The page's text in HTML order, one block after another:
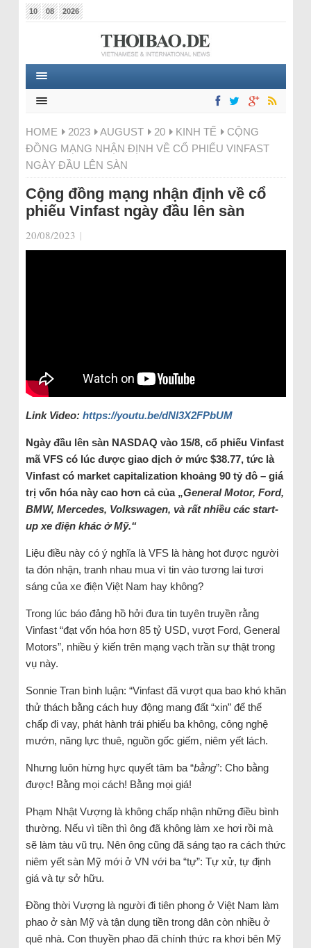
10 08 2026
HOME 2023 AUGUST 20 KINH TẾ
CỘNG
ĐỒNG MẠNG NHẬN ĐỊNH VỀ CỔ PHIẾU VINFAST
NGÀY ĐẦU LÊN SÀN
Cộng đồng mạng nhận định về cổ
phiếu Vinfast ngày đầu lên sàn
20/08/2023 |
Link Video: https://youtu.be/dNl3X2FPbUM
Ngày đầu lên sàn NASDAQ vào 15/8, cổ phiếu Vinfast
mã VFS có lúc được giao dịch ở mức $38.77, tức là
Vinfast có market capitalization khoảng 90 tỷ đô – giá
trị vốn hóa này cao hơn cả của „General Motor, Ford,
BMW, Mercedes, Volkswagen, và rất nhiều các start-
up xe điện khác ở Mỹ.“
Liệu điều này có ý nghĩa là VFS là hàng hot được người
ta đón nhận, tranh nhau mua vì tin vào tương lai tươi
sáng của xe điện Việt Nam hay không?
Trong lúc báo đảng hồ hởi đưa tin tuyên truyền rằng
Vinfast “đạt vốn hóa hơn 85 tỷ USD, vượt Ford, General
Motors”, nhiều ý kiến trên mạng vạch trần sự thật trong
vụ này.
Sonnie Tran bình luận: “Vinfast đã vượt qua bao khó khăn
thử thách bằng cách huy động mang đất “xin” để thế
chấp đi vay, phát hành trái phiếu ba không, công nghệ
mướn, năng lực thuê, nguồn gốc giếm, niêm yết lách.
Nhưng luôn hừng hực quyết tâm ba “bằng”: Cho bằng
được! Bằng mọi cách! Bằng mọi giá!
Phạm Nhật Vượng là không chấp nhận những điều bình
thường. Nếu vì tiền thì ông đã không làm xe hơi rồi mà
sẽ làm tàu vũ trụ. Nên ông cũng đã sáng tạo ra cách thức
niêm yết sàn Mỹ mới ở VN với ba “tự”: Tự xử, tự định
giá và tự sở hữu.
Đồng thời Vượng là người đi tiên phong ở Việt Nam làm
phao ở sàn Mỹ và tận dụng tiền trong dân còn nhiều ở
quê nhà. Con thuyền phao đã chính thức ra khơi bên Mỹ